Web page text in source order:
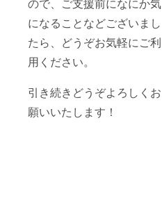
になることなどございまし
たら、どうぞお気軽にご利
用ください。
引き続きどうぞよろしくお
願いいたします！